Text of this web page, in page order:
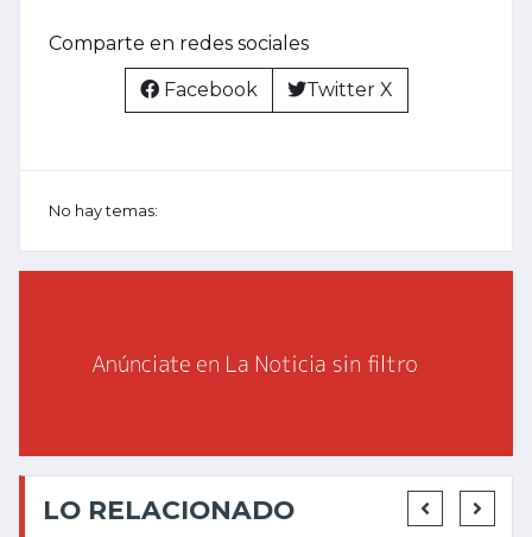
Comparte en redes sociales
Facebook Twitter X
No hay temas:
LO RELACIONADO